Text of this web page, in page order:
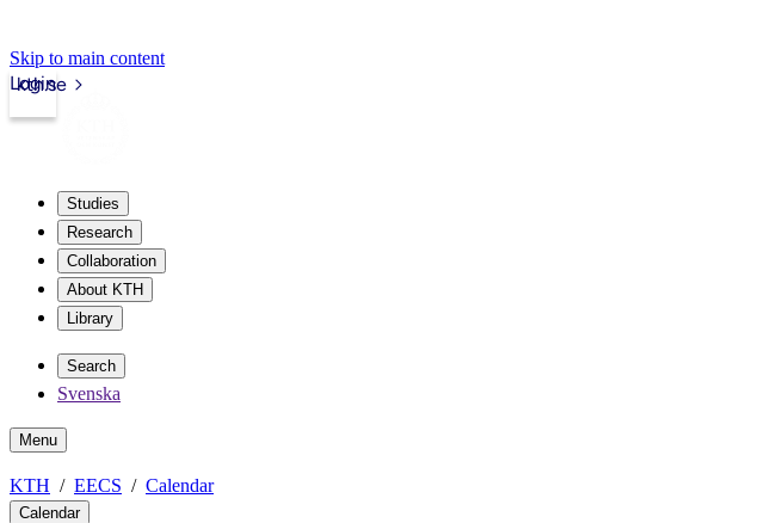
Skip to main content
kth.se
Login
Studies
Research
Collaboration
About KTH
Library
Search
Svenska
Menu
KTH EECS Calendar
Calendar